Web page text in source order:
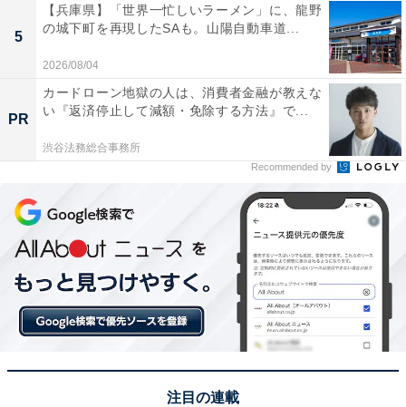
5
【兵庫県】「世界一忙しいラーメン」に、龍野
の城下町を再現したSAも。山陽自動車道...
2026/08/04
PR
カードローン地獄の人は、消費者金融が教えな
い『返済停止して減額・免除する方法』で...
渋谷法務総合事務所
Recommended by
注目の連載